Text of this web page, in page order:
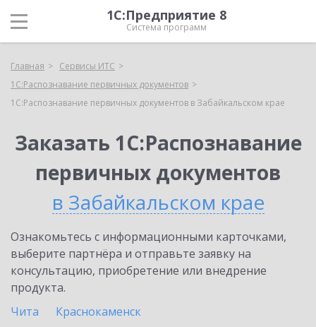
1С:Предприятие 8
Система программ
Главная
Сервисы ИТС
1С:Распознавание первичных документов
1С:Распознавание первичных документов в Забайкальском крае
Заказать 1С:Распознавание
первичных документов
в Забайкальском крае
Ознакомьтесь с информационными карточками,
выберите партнёра и отправьте заявку на
консультацию, приобретение или внедрение
продукта.
Чита
Краснокаменск